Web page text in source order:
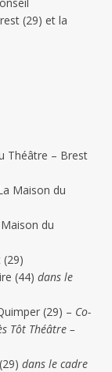
(29) et la
Théâtre – Brest
Maison du
du
(29)
(44) dans le
(29) – Co-
Tôt Théâtre –
dans le cadre